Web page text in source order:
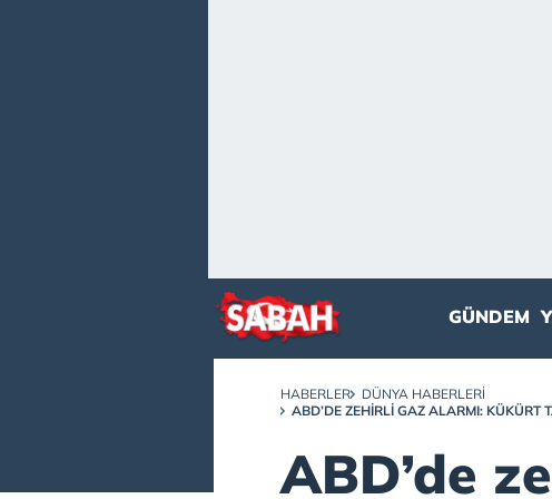
GÜNDEM
HABERLER
DÜNYA HABERLERI
ABD’DE ZEHIRLI GAZ ALARMI: KÜKÜRT
ABD’de